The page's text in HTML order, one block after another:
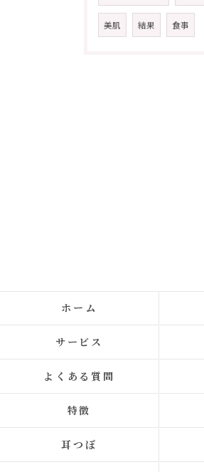
美肌 結果 食事
ホーム
サービス
よくある質問
特徴
耳つぼ